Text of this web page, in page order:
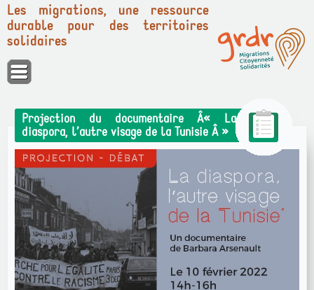
Panneau de gestion des cookies
Les migrations, une ressource
durable pour des territoires
solidaires
Projection du documentaire Â« La
diaspora, l’autre visage de la Tunisie Â »